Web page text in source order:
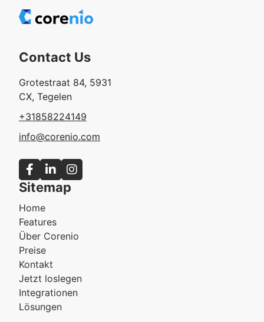
Contact Us
Grotestraat 84, 5931
CX, Tegelen
+31858224149
info@corenio.com
Sitemap
Home
Features
Über Corenio
Preise
Kontakt
Jetzt loslegen
Integrationen
Lösungen